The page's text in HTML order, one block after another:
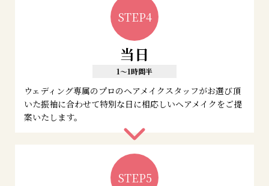
STEP4
当日
1～1時間半
ウェディング専属のプロのヘアメイクスタッフがお選び頂
いた振袖に合わせて特別な日に相応しいヘアメイクをご提
案いたします。
STEP5